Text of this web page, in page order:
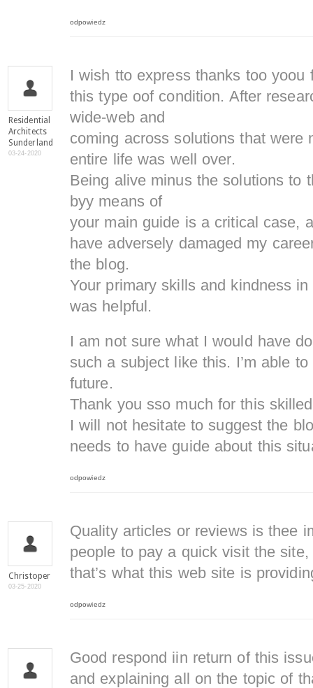
odpowiedz
Residential
Architects
Sunderland
03-24-2020
I wish tto express thanks too yoou
this type oof condition. After
wide-web and
coming across solutions that were
entire life was well over.
Being alive minus the solutions to
byy means of
your main guide is a critical case,
have adversely damaged my
the blog.
Your primary skills and kindness
was helpful.
I am not sure what I would have
such a subject like this. I’m able
future.
Thank you sso much for this
I will not hesitate to suggest the
needs to have guide about this
odpowiedz
Christoper
03-25-2020
Quality articles or reviews is thee
people to pay a quick visit the site,
that’s what this web site is
odpowiedz
Good respond iin return of this
and explaining all on the topic of